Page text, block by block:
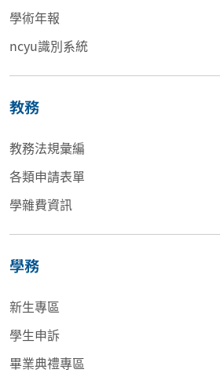
學術年報
ncyu識別系統
教務
教務法規彙編
各類申請表單
學雜費資訊
學務
新生專區
學生申訴
畢業典禮專區